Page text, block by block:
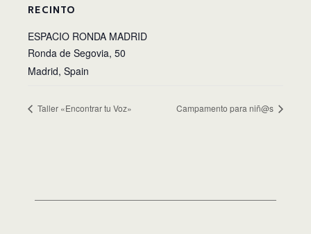
RECINTO
ESPACIO RONDA MADRID
Ronda de Segovia, 50
Madrid, Spain
Taller «Encontrar tu Voz» Campamento para niñ@s